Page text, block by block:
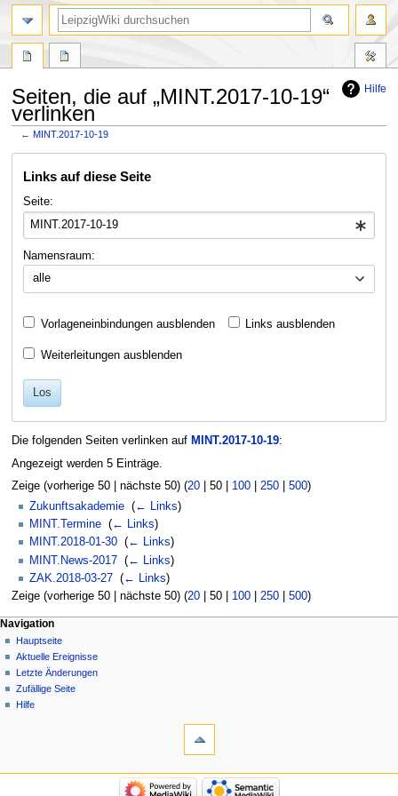
Hilfe
Seiten, die auf „MINT.2017-10-19“
verlinken
←MINT.2017-10-19
Navigation
Suche
Links auf diese Seite
Seite:
Namensraum:
alle
Vorlageneinbindungen ausblenden Links ausblenden
Weiterleitungen ausblenden
Los
Die folgenden Seiten verlinken auf MINT.2017-10-19:
Angezeigt werden 5 Einträge.
Zeige (vorherige 50| nächste 50) (20| 50| 100| 250| 500)
Zukunftsakademie (← Links)
MINT.Termine (← Links)
MINT.2018-01-30 (← Links)
MINT.News-2017 (← Links)
ZAK.2018-03-27 (← Links)
Zeige (vorherige 50| nächste 50) (20| 50| 100| 250| 500)
Navigation
Hauptseite
Aktuelle Ereignisse
Letzte Änderungen
Zufällige Seite
Hilfe